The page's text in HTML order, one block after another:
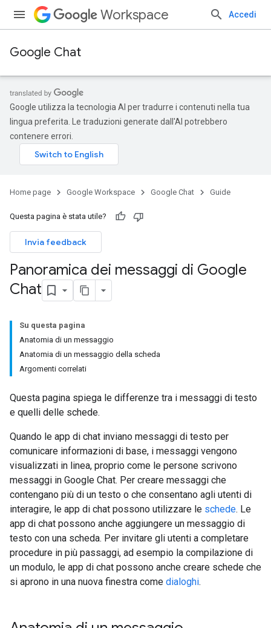
Workspace Accedi
Google Chat
Google utilizza la tecnologia AI per tradurre i contenuti nella tua
lingua preferita. Le traduzioni generate dall'AI potrebbero
contenere errori.
Home page Google Workspace Google Chat Guide
Questa pagina è stata utile?
Invia feedback
Panoramica dei messaggi di Google
Chat
Su questa pagina
Anatomia di un messaggio
Anatomia di un messaggio della scheda
Argomenti correlati
Questa pagina spiega le differenze tra i messaggi di testo
e quelli delle schede.
Quando le app di chat inviano messaggi di testo per
comunicare informazioni di base, i messaggi vengono
visualizzati in linea, proprio come le persone scrivono
messaggi in Google Chat. Per creare messaggi che
contengano più di un testo o che consentano agli utenti di
interagire, le app di chat possono utilizzare le schede. Le
app di chat possono anche aggiungere un messaggio di
testo con una scheda. Per invitare gli utenti a completare
procedure in più passaggi, ad esempio la compilazione di
un modulo, le app di chat possono anche creare schede che
si aprono in una nuova finestra come dialoghi.